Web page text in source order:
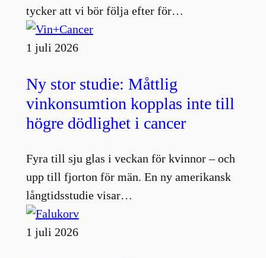
tycker att vi bör följa efter för…
1 juli 2026
Ny stor studie: Måttlig
vinkonsumtion kopplas inte till
högre dödlighet i cancer
Fyra till sju glas i veckan för kvinnor – och
upp till fjorton för män. En ny amerikansk
långtidsstudie visar…
1 juli 2026